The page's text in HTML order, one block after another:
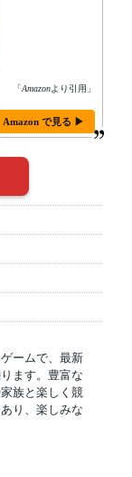
「Amazonより引用」
Amazon で見る ▶
ームで、最新
ます。豊富な
族と楽しく競
り、楽しみな